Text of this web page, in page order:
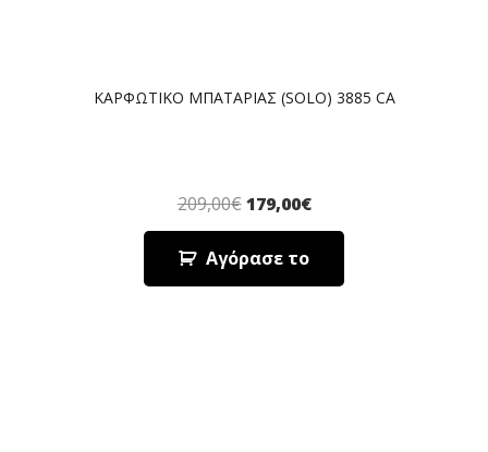
ΚΑΡΦΩΤΙΚΟ ΜΠΑΤΑΡΙΑΣ (SOLO) 3885 CA
209,00€ 179,00€
Αγόρασε το